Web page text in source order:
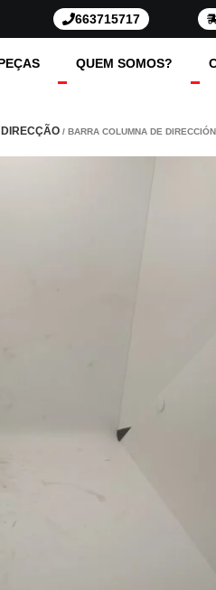
663715717
QUEM SOMOS?
/ BARRA COLUMNA DE DIRECCIÓN